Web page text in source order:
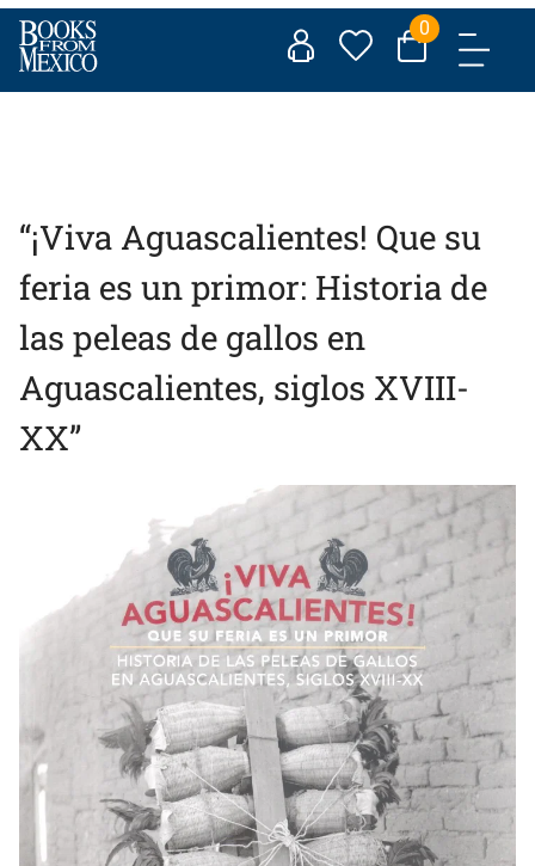
Skip
content
0
“¡Viva Aguascalientes! Que su
feria es un primor: Historia de
las peleas de gallos en
Aguascalientes, siglos XVIII-
XX”